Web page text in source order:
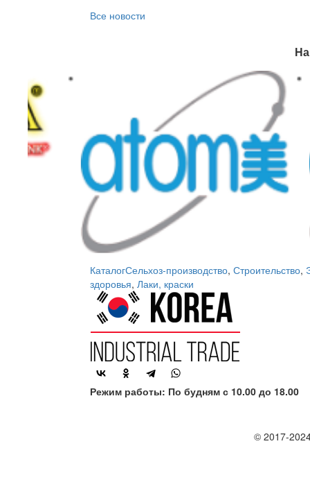
Все новости
КаталогСельхоз-производство, Строительство,
здоровья, Лаки, краски
Режим работы: По будням с 10.00 до 18.00
© 2017-